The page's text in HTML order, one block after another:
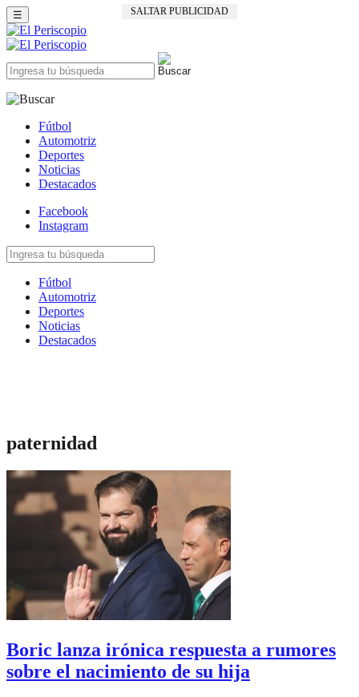
SALTAR PUBLICIDAD
☰
Fútbol
Automotriz
Deportes
Noticias
Destacados
Facebook
Instagram
Fútbol
Automotriz
Deportes
Noticias
Destacados
paternidad
Boric lanza irónica respuesta a rumores
sobre el nacimiento de su hija